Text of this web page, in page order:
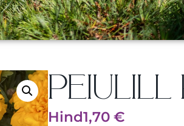
PEIULILL
Hind1,70 €